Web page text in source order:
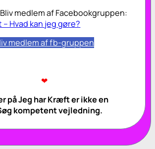
Bliv medlem af Facebookgruppen:
Hvad kan jeg gøre?
medlem af fb-gruppen
❤
påJeg har Kræfter ikke en
kompetent vejledning.